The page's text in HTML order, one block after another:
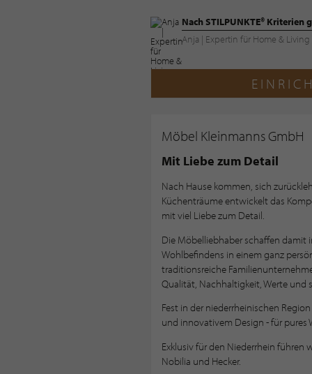
Nach STILPUNKTE® Kriterien
Anja | Expertin für Home &
Möbel Kleinmanns GmbH
Mit Liebe zum Detail
Nach Hause kommen, sich
Küchenträume entwickelt das
mit viel Liebe zum Detail.
Die Möbelliebhaber schaffen damit
Wohlbefindens in einem ganz
traditionsreiche
Qualität, Nachhaltigkeit, Werte und
Fest in der niederrheinischen
und innovativem Design - für pures
Exklusiv für den Niederrhein führen
Nobilia und Hecker.